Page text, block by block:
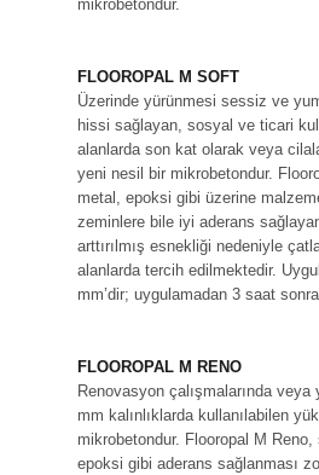
mikrobetondur.
FLOOROPAL M SOFT
Üzerinde yürünmesi sessiz ve
hissi sağlayan, sosyal ve ticari
alanlarda son kat olarak veya
yeni nesil bir mikrobetondur.
metal, epoksi gibi üzerine
zeminlere bile iyi aderans
arttırılmış esnekliği nedeniyle
alanlarda tercih edilmektedir.
mm’dir; uygulamadan 3 saat
FLOOROPAL M RENO
Renovasyon çalışmalarında
mm kalınlıklarda kullanılabilen
mikrobetondur. Flooropal M
epoksi gibi aderans sağlanması